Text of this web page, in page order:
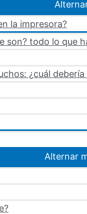
la impresora?
son? todo lo que
¿cuál debería
Alternar